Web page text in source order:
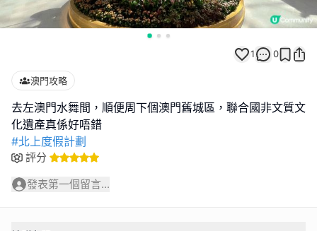
1 0
澳門攻略
去左澳門水舞間，順便周下個澳門舊城區，聯合國非文質文
#北上度假計劃
評分
發表第一個留言...